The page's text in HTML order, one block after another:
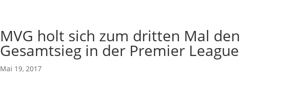
MVG holt sich zum dritten Mal den
Gesamtsieg in der Premier League
Mai 19, 2017